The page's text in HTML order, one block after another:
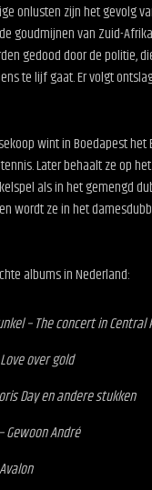
onlusten zijn het gevolg
goudmijnen van Zuid-
gedood door de politie,
te lijf gaat. Er volgt
wint in Boedapest het
Later behaalt ze op
als in het gemengd
wordt ze in het
albums in Nederland:
– The concert in Central
over gold
Day en andere stukken
Gewoon André